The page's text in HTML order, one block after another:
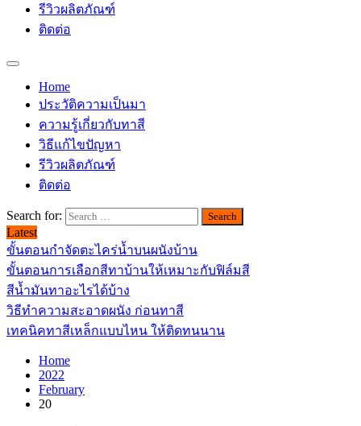
รีวิวผลิตภัณฑ์
ติดต่อ
Home
ประวัติความเป็นมา
ความรู้เกี่ยวกับทาสี
วิธีแก้ไขปัญหา
รีวิวผลิตภัณฑ์
ติดต่อ
Search for:
Latest
ขั้นตอนกำจัดตะไคร่น้ำบนผนังบ้าน
ขั้นตอนการเลือกสีทาบ้านให้เหมาะกับฟิล์มสี
สีน้ำมันทาอะไรได้บ้าง
วิธีทำความสะอาดผนัง ก่อนทาสี
เทคนิคทาสีเหล็กแบบไหน ให้ติดทนนาน
Home
2022
February
20